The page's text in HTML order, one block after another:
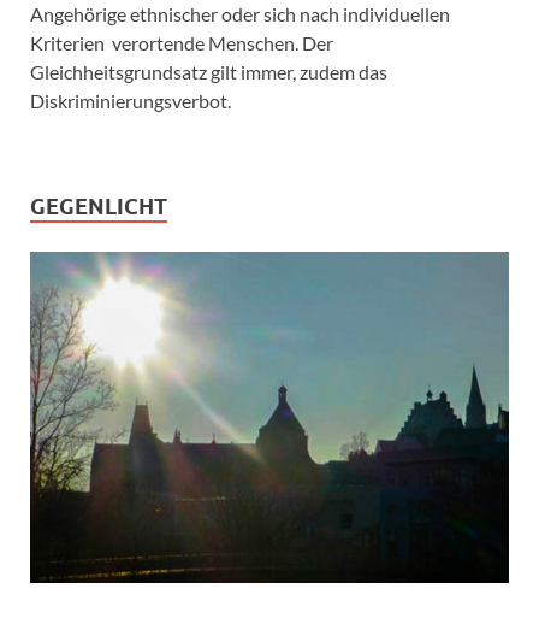
Angehörige ethnischer oder sich nach individuellen
Kriterien verortende Menschen. Der
Gleichheitsgrundsatz gilt immer, zudem das
Diskriminierungsverbot.
GEGENLICHT